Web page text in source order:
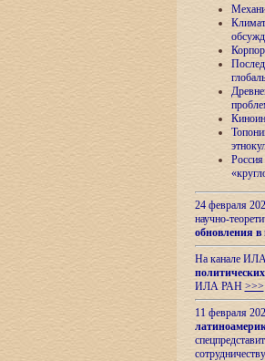
24 февраля
научно-
обновления в
На канале
ИЛА РАН >>>
11 февраля